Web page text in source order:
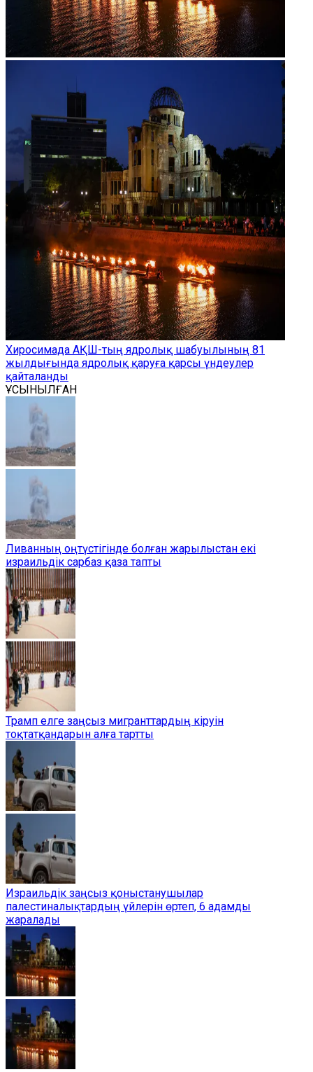
Хиросимада АҚШ-тың ядролық шабуылының 81
жылдығында ядролық қаруға қарсы үндеулер
қайталанды
ҰСЫНЫЛҒАН
Ливанның оңтүстігінде болған жарылыстан екі
израильдік сарбаз қаза тапты
Трамп елге заңсыз мигранттардың кіруін
тоқтатқандарын алға тартты
Израильдік заңсыз қоныстанушылар
палестиналықтардың үйлерін өртеп, 6 адамды
жаралады